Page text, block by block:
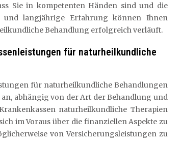
Sie in kompetenten Händen sind und die
und langjährige Erfahrung können Ihnen
Behandlung erfolgreich verläuft.
für naturheilkundliche
für naturheilkundliche Behandlungen
abhängig von der Art der Behandlung und
naturheilkundliche Therapien
im Voraus über die finanziellen Aspekte zu
von Versicherungsleistungen zu